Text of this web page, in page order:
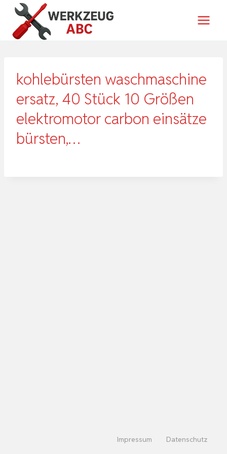
Zum
Inhalt
springen
kohlebürsten waschmaschine
ersatz, 40 Stück 10 Größen
elektromotor carbon einsätze
bürsten,…
Impressum Datenschutz